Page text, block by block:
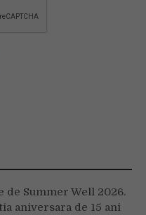
de Summer Well 2026.
aniversara de 15 ani